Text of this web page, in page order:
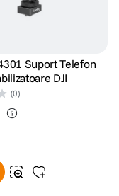
Suport Telefon
DJI
(0)